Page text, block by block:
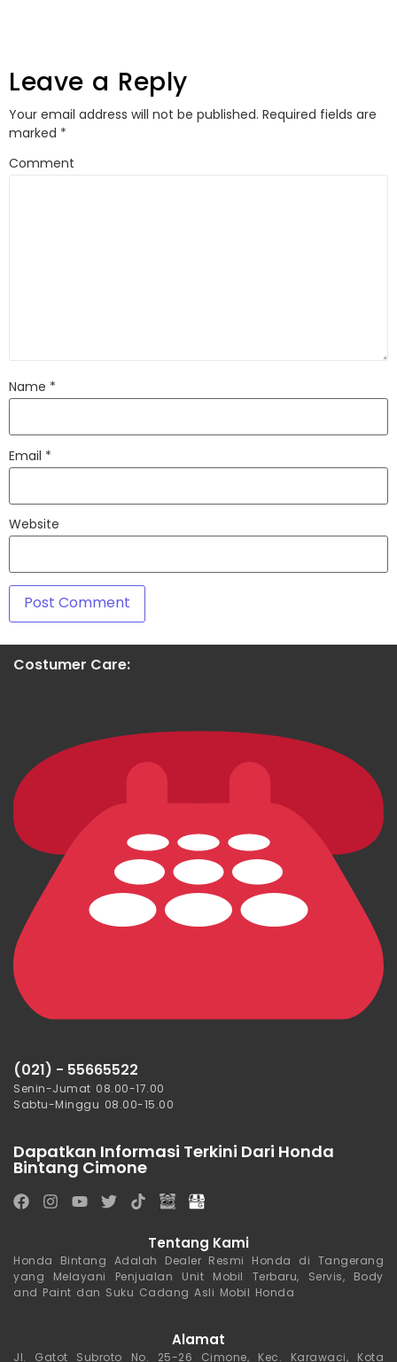
Leave a Reply
Your email address will not be published. Required fields are
marked *
Comment
Name *
Email *
Website
Costumer Care:
(021) - 55665522
Senin-Jumat 08.00-17.00
Sabtu-Minggu 08.00-15.00
Dapatkan Informasi Terkini Dari Honda
Bintang Cimone
Tentang Kami
Honda Bintang Adalah Dealer Resmi Honda di Tangerang
yang Melayani Penjualan Unit Mobil Terbaru, Servis, Body
and Paint dan Suku Cadang Asli Mobil Honda
Alamat
Jl. Gatot Subroto No. 25-26 Cimone, Kec. Karawaci, Kota